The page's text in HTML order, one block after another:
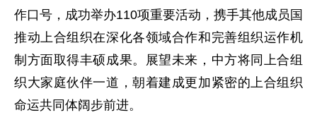
作口号，成功举办110项重要活动，携手其他成员国
推动上合组织在深化各领域合作和完善组织运作机
制方面取得丰硕成果。展望未来，中方将同上合组
织大家庭伙伴一道，朝着建成更加紧密的上合组织
命运共同体阔步前进。